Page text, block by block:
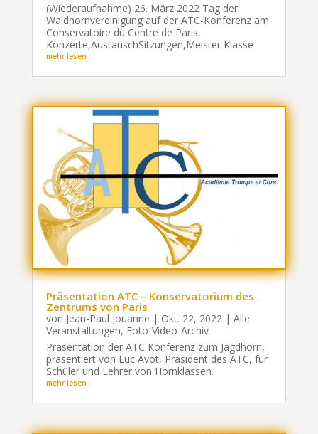
(Wiederaufnahme) 26. März 2022 Tag der
Waldhornvereinigung auf der ATC-Konferenz am
Conservatoire du Centre de Paris,
Konzerte,AustauschSitzungen,Meister Klasse
mehr lesen
Präsentation ATC – Konservatorium des
Zentrums von Paris
von Jean-Paul Jouanne | Okt. 22, 2022| Alle
Veranstaltungen, Foto-Video-Archiv
Präsentation der ATC Konferenz zum Jagdhorn,
präsentiert von Luc Avot, Präsident des ATC, für
Schüler und Lehrer von Hornklassen.
mehr lesen